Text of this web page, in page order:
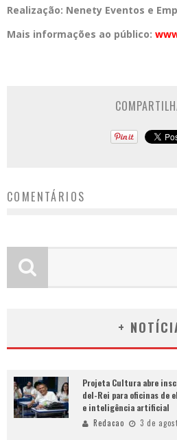
Realização: Nenety Eventos e
Mais informações ao público:
COMENTÁRIOS
+
Projeta Cultura abre
del-Rei para oficinas de
e inteligência artificial
Redacao 3 de